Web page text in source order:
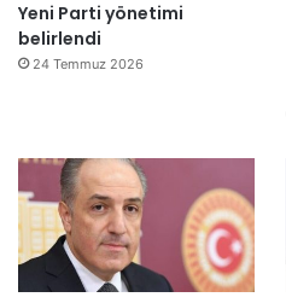
Yeni Parti yönetimi
belirlendi
24 Temmuz 2026